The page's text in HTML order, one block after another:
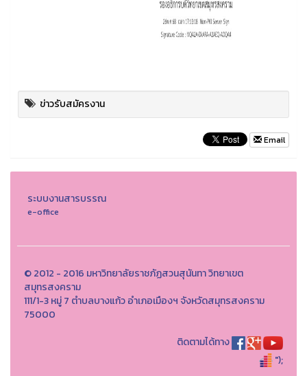
ข่าวรับสมัครงาน
Email
ระบบงานสารบรรณ
e-office
© 2012 - 2016 มหาวิทยาลัยราชภัฏสวนสุนันทา วิทยาเขต
สมุทรสงคราม
111/1-3 หมู่ 7 ตำบลบางแก้ว อำเภอเมืองฯ จังหวัดสมุทรสงคราม
75000
ติดตามได้ทาง
");